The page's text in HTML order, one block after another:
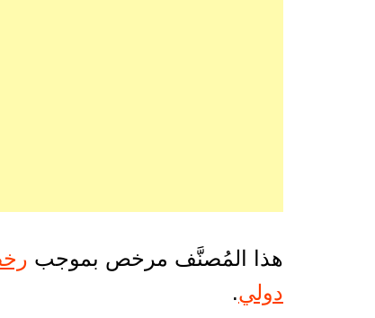
هذا المُصنَّف مرخص بموجب
دولي.